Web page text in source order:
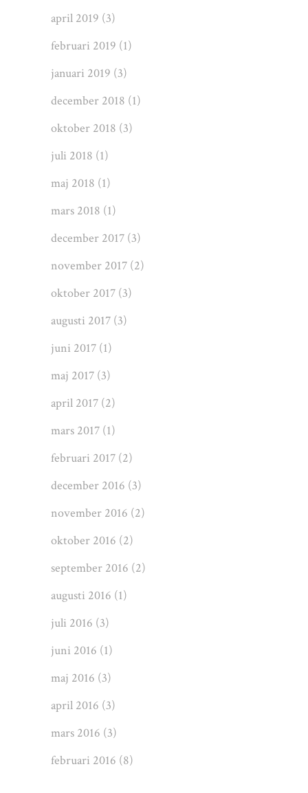
april 2019 (3)
februari 2019 (1)
januari 2019 (3)
december 2018 (1)
oktober 2018 (3)
juli 2018 (1)
maj 2018 (1)
mars 2018 (1)
december 2017 (3)
november 2017 (2)
oktober 2017 (3)
augusti 2017 (3)
juni 2017 (1)
maj 2017 (3)
april 2017 (2)
mars 2017 (1)
februari 2017 (2)
december 2016 (3)
november 2016 (2)
oktober 2016 (2)
september 2016 (2)
augusti 2016 (1)
juli 2016 (3)
juni 2016 (1)
maj 2016 (3)
april 2016 (3)
mars 2016 (3)
februari 2016 (8)